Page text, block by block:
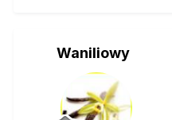
Waniliowy